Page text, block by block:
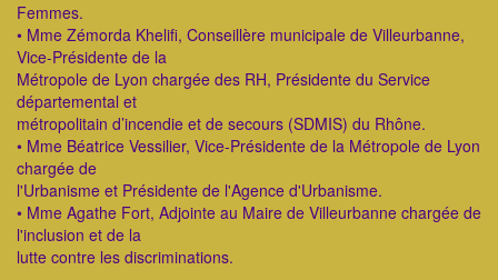
Femmes.
• Mme Zémorda Khelifi, Conseillère municipale de Villeurbanne,
Vice-Présidente de la
Métropole de Lyon chargée des RH, Présidente du Service
départemental et
métropolitain d’incendie et de secours (SDMIS) du Rhône.
• Mme Béatrice Vessilier, Vice-Présidente de la Métropole de Lyon
chargée de
l'Urbanisme et Présidente de l'Agence d'Urbanisme.
• Mme Agathe Fort, Adjointe au Maire de Villeurbanne chargée de
l'inclusion et de la
lutte contre les discriminations.